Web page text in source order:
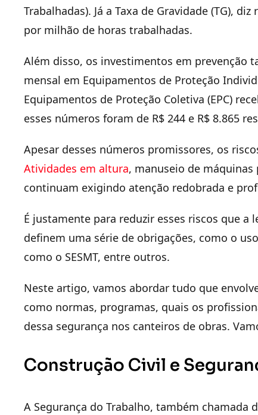
Trabalhadas). Já a Taxa de Gravidade (TG),
por milhão de horas trabalhadas.
Além disso, os investimentos em prevenção
mensal em Equipamentos de Proteção
Equipamentos de Proteção Coletiva (EPC)
esses números foram de R$ 244 e R$ 8.865
Apesar desses números promissores, os
Atividades em altura, manuseio de
continuam exigindo atenção redobrada e
É justamente para reduzir esses riscos que a
definem uma série de obrigações, como o
como o SESMT, entre outros.
Neste artigo, vamos abordar tudo que
como normas, programas, quais os
dessa segurança nos canteiros de obras.
Construção Civil e
A Segurança do Trabalho, também chamada